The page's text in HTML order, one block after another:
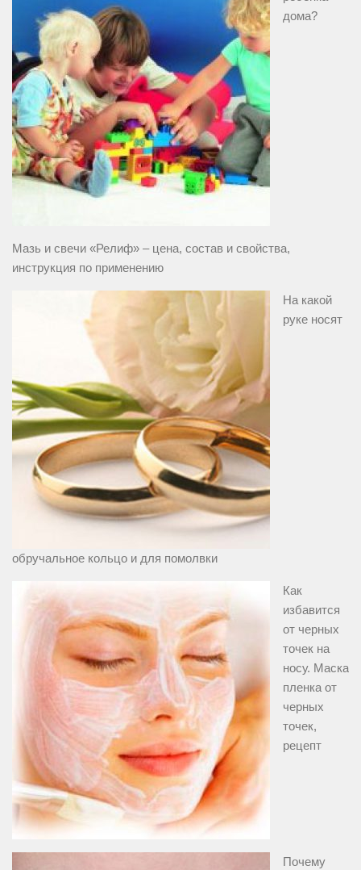
дома?
Мазь и свечи «Релиф» – цена, состав и свойства,
инструкция по применению
На какой
руке носят
обручальное кольцо и для помолвки
Как
избавится
от черных
точек на
носу. Маска
пленка от
черных
точек,
рецепт
Почему